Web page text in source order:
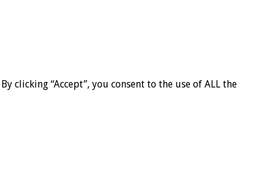
clicking “Accept”, you consent to the use of ALL the